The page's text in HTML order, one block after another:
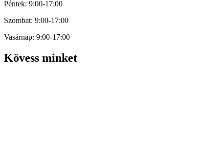
Péntek: 9:00-17:00
Szombat: 9:00-17:00
Vasárnap: 9:00-17:00
Kövess minket